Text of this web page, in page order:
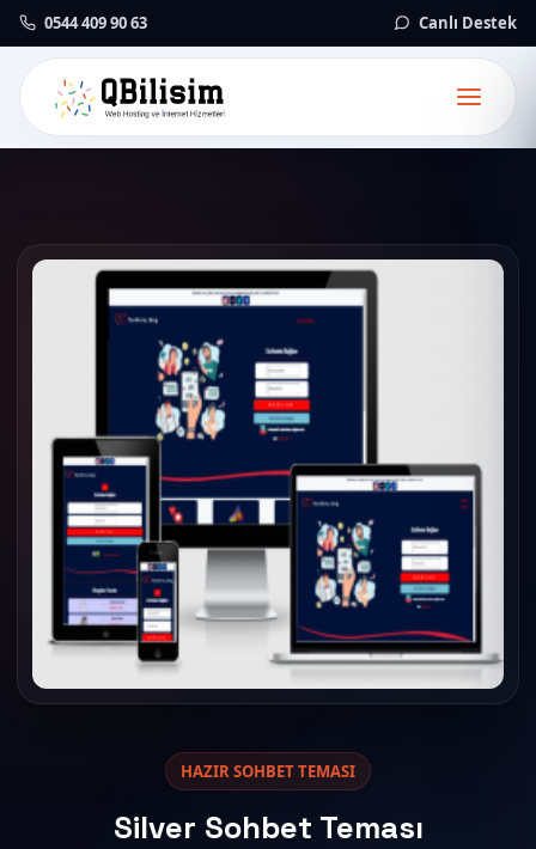
0544 409 90 63 Canlı Destek
HAZIR SOHBET TEMASI
Silver Sohbet Teması